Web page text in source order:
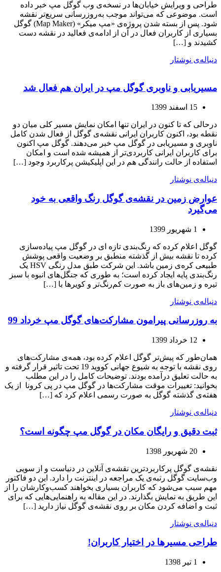
طراحی و ویرایش خیابان‌ها در نسخه‌ی وب گوگل مپ خبر داده
است. موضوعی که می‌تواند موجب به‌روزرسانی سریع‌تر نقشه
شود. پس از بسته شدن پروژه‌ی «مپ میکر» (Map Maker) گوگل
بسیاری از کاربران فعال در آن از ادامه‌ی فعالید در نقشه دست
کشیدند و […]
دنباله‌ی نوشتار
مسیریابی و ناوبری گوگل مپ در ایران هم فعال شد
15 اسفند 1399
درحالی که تا کنون در ایران تنها امکان نمایش مسیر کلی میان دو
نقطه بود، اکنون کاربران ایرانی نقشه‌ی گوگل از فعال شدن کامل
ناوبری و مسیریابی در گوگل مپ خبر می‌دهند. گوگل مپ اکنون
برای کاربران ایرانی کاربردی‌تر از همیشه شده است و امکان
استفاده از حالت رانندگی هم در این اپلیکیشن پرکاربرد وجود […]
دنباله‌ی نوشتار
عوارض زمین در نقشه‌ی گوگل رنگ واقعی به خود
می‌گیرد
1 شهریور 1399
گوگل اعلام کرده که رنگ‌بندی تازه‌ ای در گوگل مپ پیاده‌سازی
کرده تا نقشه بیش از گذشته منطبق بر وضعیت واقعی پوشش
طبیعی کره‌ی زمین باشد. این شرکت طبق مدل رنگی HSV یک
رنگ‌بندی پایه ایجاد کرده است؛ به طوری که جنگل‌های انبوه با سبز
تیره و زمین‌های باز به صورت کم‌رنگ‌تر و کویرها با […]
دنباله‌ی نوشتار
به روزرسانی پیرامون مشارکت‌های گوگل مپ خرداد 99
12 خرداد 1399
همان‌طور که پیش‌تر گوگل اعلام کرده بود، همه‌ی مشارکت‌های
روی نقشه با توجه به شیوع جهانی کووید 19 تحت تاثیر قرار گرفته و
به حالت تعلیق درآمده بودند. توضیحات کامل را در این مطلب
بخوانید: تغییرات موقت مشارکت‌ها در گوگل مپ در پی کرونا از یک
هفته‌ی گذشته گوگل به صورت رسمی اعلام کرد که […]
دنباله‌ی نوشتار
ثبت دقیق و رایگان مکان در گوگل مپ چگونه است؟
20 شهریور 1398
نقشه‌ی گوگل پرکاربردترین نقشه‌ی آنلاین در دنیاست و از سویی
وب‌سایت گوگل رتبه‌ی یک مراجعه در اینترنت را دارد. این دو فاکتور
مهم سبب می‌شود که کاربران بسیاری بخواهند کسب‌وکارشان را از
این طریق به نمایش بگذارند. در این مقاله به راهنمایی‌هایی که برای
ثبت و اضافه کردن مکان بر روی نقشه‌ی گوگل نیاز دارید […]
دنباله‌ی نوشتار
طراحی مسیرها در اختیار کاربران!
1 تیر 1398